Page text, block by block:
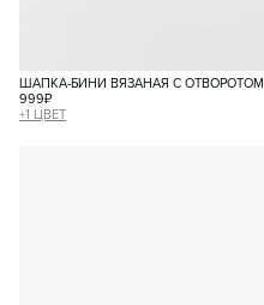
ШАПКА-БИНИ ВЯЗАНАЯ С ОТВОРОТОМ
999₽
+1 ЦВЕТ